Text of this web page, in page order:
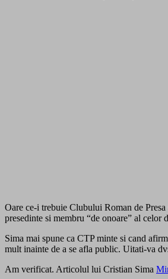
Oare ce-i trebuie Clubului Roman de
presedinte si membru “de onoare” al
Sima mai spune ca CTP minte si cand
mult inainte de a se afla public. Uitati-va
Am verificat. Articolul lui Cristian Sima